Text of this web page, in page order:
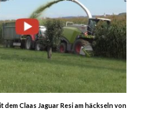
dem Claas Jaguar Resi am häckseln von bis zu